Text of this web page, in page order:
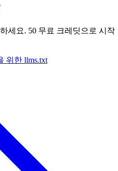
세요. 50 무료 크레딧으로 시작
위한 llms.txt